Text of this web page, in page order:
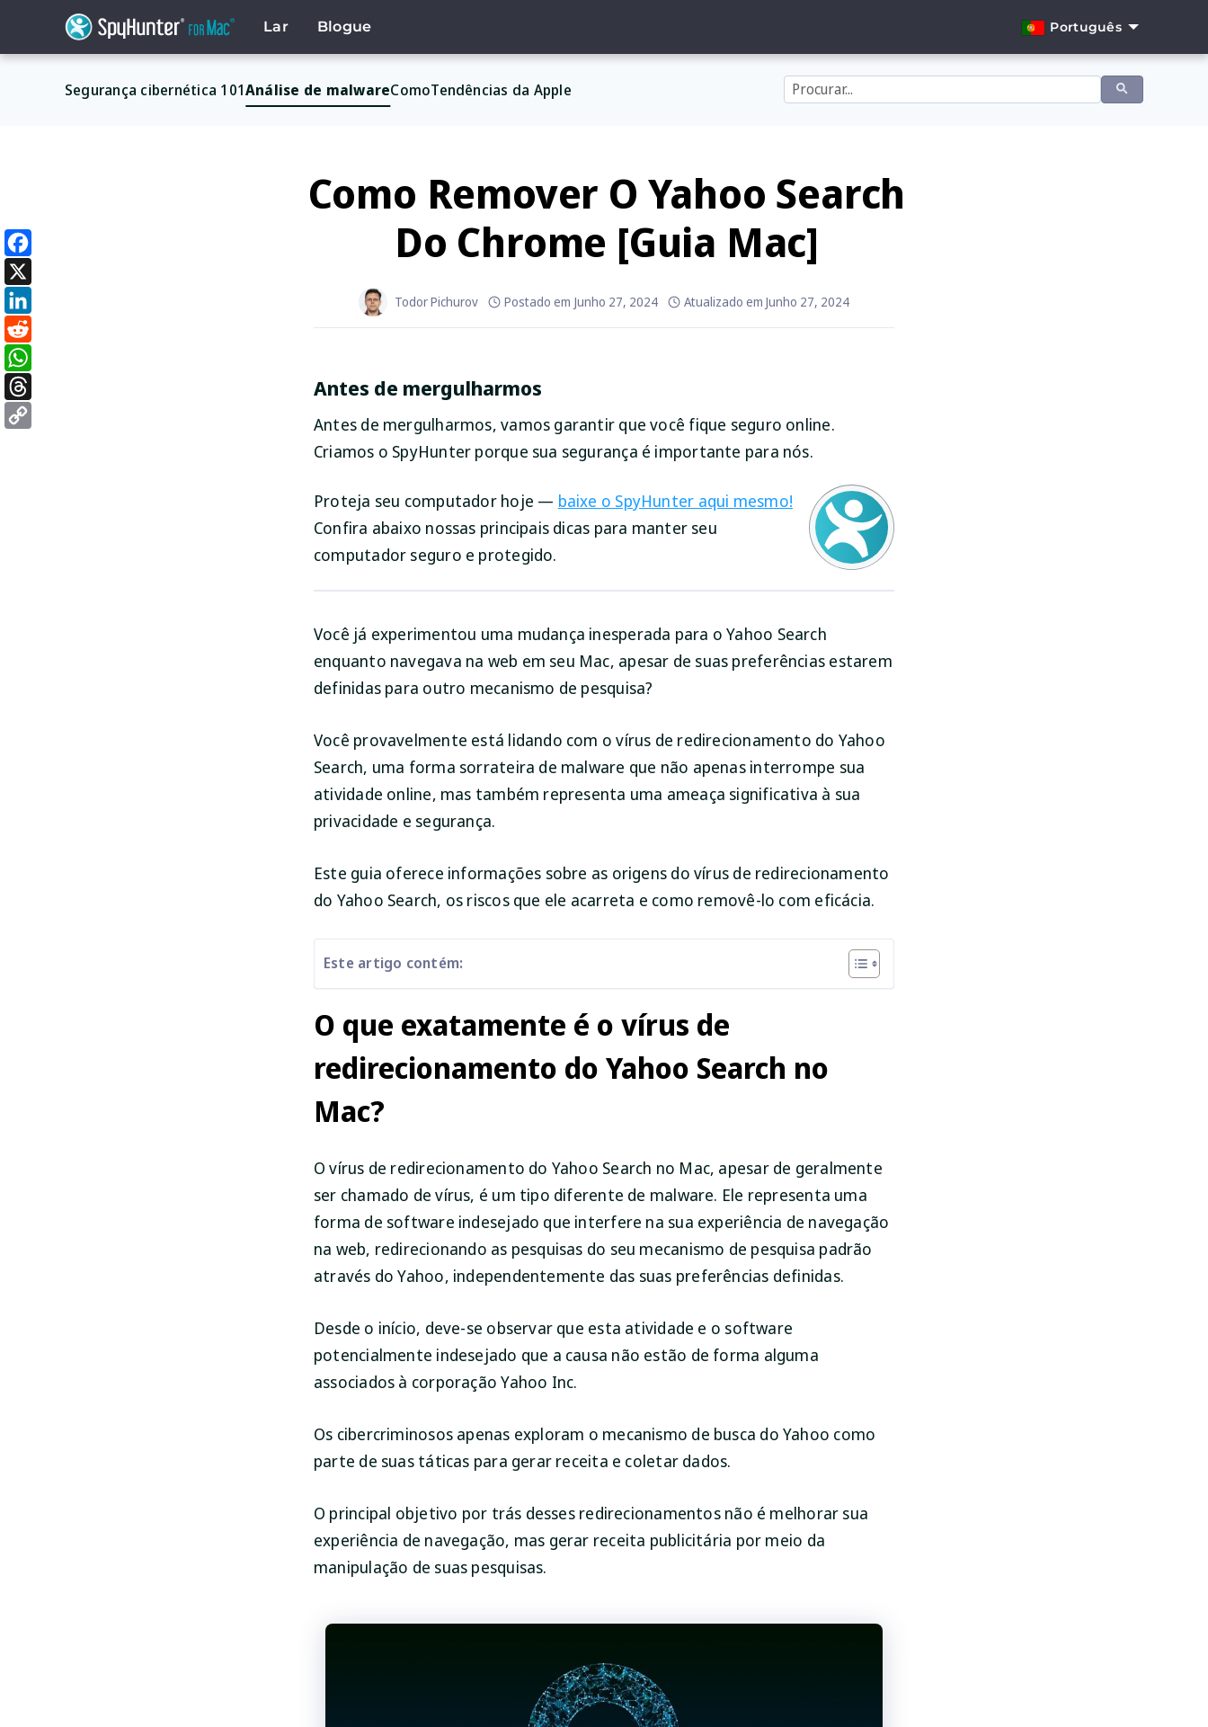
Lar Blogue
Português
English
Segurança cibernética 101Análise de malwareComoTendências da Apple
Como Remover O Yahoo Search
Do Chrome [Guia Mac]
Todor Pichurov Postado em Junho 27, 2024 Atualizado em Junho 27, 2024
Antes de mergulharmos
Antes de mergulharmos, vamos garantir que você fique seguro online.
Criamos o SpyHunter porque sua segurança é importante para nós.
Proteja seu computador hoje — baixe o SpyHunter aqui mesmo!
Confira abaixo nossas principais dicas para manter seu
computador seguro e protegido.
Você já experimentou uma mudança inesperada para o Yahoo Search
enquanto navegava na web em seu Mac, apesar de suas preferências estarem
definidas para outro mecanismo de pesquisa?
Você provavelmente está lidando com o vírus de redirecionamento do Yahoo
Search, uma forma sorrateira de malware que não apenas interrompe sua
atividade online, mas também representa uma ameaça significativa à sua
privacidade e segurança.
Este guia oferece informações sobre as origens do vírus de redirecionamento
do Yahoo Search, os riscos que ele acarreta e como removê-lo com eficácia.
Este artigo contém:
O que exatamente é o vírus de
redirecionamento do Yahoo Search no
Mac?
O vírus de redirecionamento do Yahoo Search no Mac, apesar de geralmente
ser chamado de vírus, é um tipo diferente de malware. Ele representa uma
forma de software indesejado que interfere na sua experiência de navegação
na web, redirecionando as pesquisas do seu mecanismo de pesquisa padrão
através do Yahoo, independentemente das suas preferências definidas.
Desde o início, deve-se observar que esta atividade e o software
potencialmente indesejado que a causa não estão de forma alguma
associados à corporação Yahoo Inc.
Os cibercriminosos apenas exploram o mecanismo de busca do Yahoo como
parte de suas táticas para gerar receita e coletar dados.
O principal objetivo por trás desses redirecionamentos não é melhorar sua
experiência de navegação, mas gerar receita publicitária por meio da
manipulação de suas pesquisas.
Facebook
X
LinkedIn
Reddit
WhatsApp
Threads